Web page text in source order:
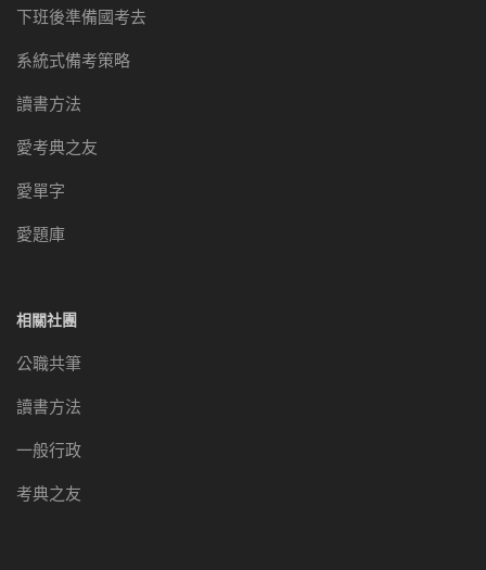
下班後準備國考去
系統式備考策略
讀書方法
愛考典之友
愛單字
愛題庫
相關社團
公職共筆
讀書方法
一般行政
考典之友